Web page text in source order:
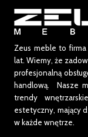
Zeus meble to firma
lat. Wiemy, że
profesjonalną
handlową. Nasze
trendy
estetyczny, mający
w każde wnętrze.